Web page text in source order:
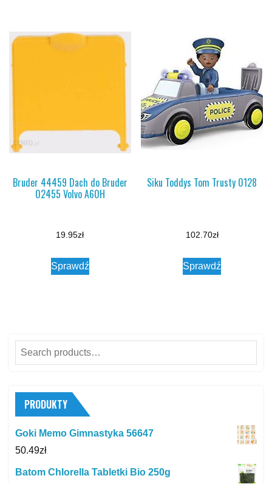
Bruder 44459 Dach do Bruder
02455 Volvo A60H
19.95zł
Sprawdź
Siku Toddys Tom Trusty 0128
102.70zł
Sprawdź
Search
for:
PRODUKTY
Goki Memo Gimnastyka 56647
50.49zł
Batom Chlorella Tabletki Bio 250g